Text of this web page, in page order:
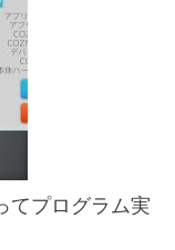
てプログラム実